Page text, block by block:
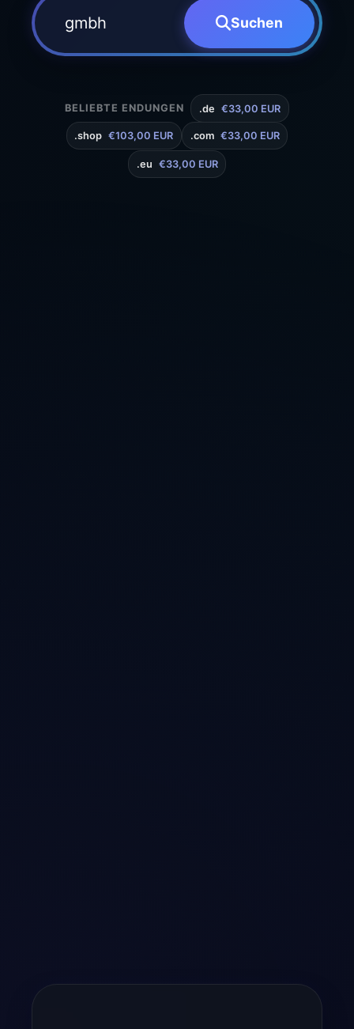
Suchen
BELIEBTE ENDUNGEN .de €33,00 EUR
.shop €103,00 EUR .com €33,00 EUR
.eu €33,00 EUR